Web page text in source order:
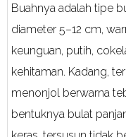
Buahnya adalah tipe
diameter 5–12 cm,
keunguan, putih,
kehitaman. Kadang,
menonjol berwarna
bentuknya bulat